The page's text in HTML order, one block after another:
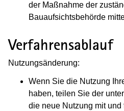
der Maßnahme der
Bauaufsichtsbehörde
Verfahrensablauf
Nutzungsänderung:
Wenn Sie die Nutzung
haben, teilen Sie der
die neue Nutzung mit